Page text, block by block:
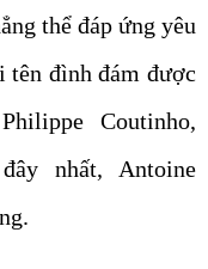
thể đáp ứng yêu
tên đình đám được
Coutinho,
nhất, Antoine